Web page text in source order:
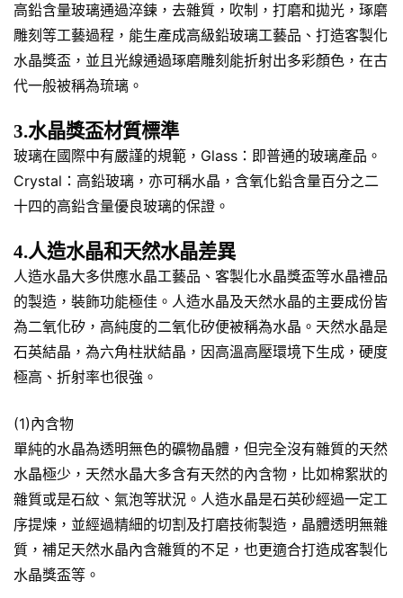
高鉛含量玻璃通過淬鍊，去雜質，吹制，打磨和拋光，琢磨
雕刻等工藝過程，能生產成高級鉛玻璃工藝品、打造客製化
水晶獎盃，並且光線通過琢磨雕刻能折射出多彩顏色，在古
代一般被稱為琉璃。
3.水晶獎盃材質標準
玻璃在國際中有嚴謹的規範，Glass：即普通的玻璃產品。
Crystal：高鉛玻璃，亦可稱水晶，含氧化鉛含量百分之二
十四的高鉛含量優良玻璃的保證。
4.人造水晶和天然水晶差異
人造水晶大多供應水晶工藝品、客製化水晶獎盃等水晶禮品
的製造，裝飾功能極佳。人造水晶及天然水晶的主要成份皆
為二氧化矽，高純度的二氧化矽便被稱為水晶。天然水晶是
石英結晶，為六角柱狀結晶，因高溫高壓環境下生成，硬度
極高、折射率也很強。
(1)內含物
單純的水晶為透明無色的礦物晶體，但完全沒有雜質的天然
水晶極少，天然水晶大多含有天然的內含物，比如棉絮狀的
雜質或是石紋、氣泡等狀況。人造水晶是石英砂經過一定工
序提煉，並經過精細的切割及打磨技術製造，晶體透明無雜
質，補足天然水晶內含雜質的不足，也更適合打造成客製化
水晶獎盃等。